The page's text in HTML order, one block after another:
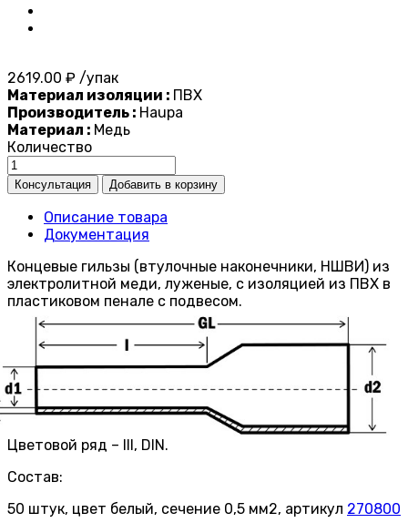
2619.00 ₽ /упак
Материал изоляции : ПВХ
Производитель : Haupa
Материал : Медь
Количество
Описание товара
Документация
Концевые гильзы (втулочные наконечники, НШВИ) из
электролитной меди, луженые, с изоляцией из ПВХ в
пластиковом пенале с подвесом.
Цветовой ряд – III, DIN.
Состав:
50 штук, цвет белый, сечение 0,5 мм2, артикул 270800